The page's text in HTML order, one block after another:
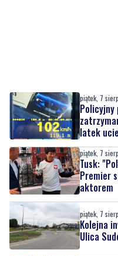
piątek, 7
Policyjny
latek
piątek, 7
Tusk:
Premier
aktorem
piątek, 7
Kolejna
Ulica